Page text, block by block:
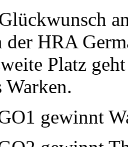
HRA
Platz
Warken.
gewinnt